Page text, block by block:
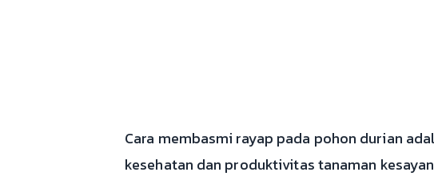
Cara membasmi rayap pada pohon durian
kesehatan dan produktivitas tanaman